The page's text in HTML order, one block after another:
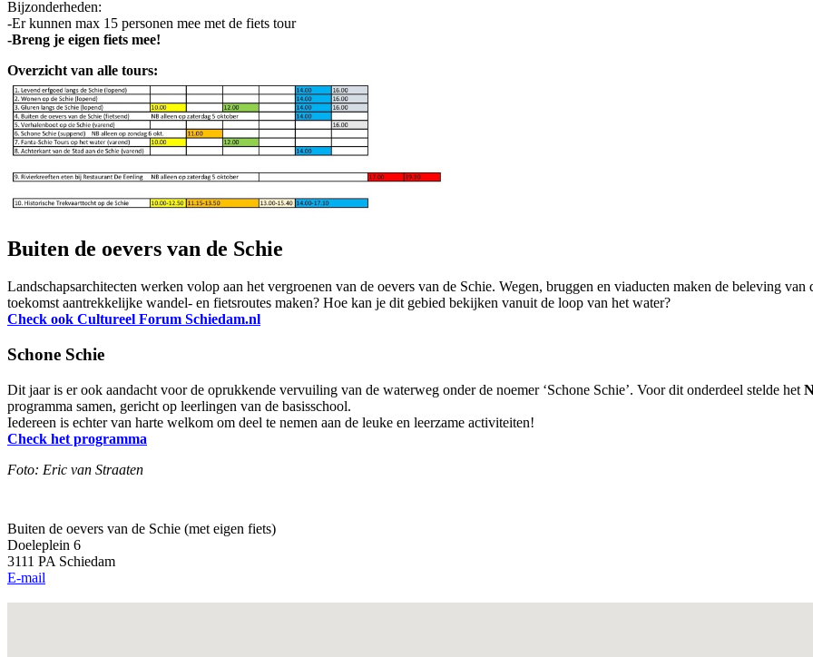
Bijzonderheden:
-Er kunnen max 15 personen mee met de fiets tour
-Breng je eigen fiets mee!
Overzicht van alle tours:
Buiten de oevers van de Schie
Landschapsarchitecten werken volop aan het vergroenen van de oevers van de Schie. Wegen, bruggen en viaducten maken de beleving
toekomst aantrekkelijke wandel- en fietsroutes maken? Hoe kan je dit gebied bekijken vanuit de loop van het water?
Check ook Cultureel Forum Schiedam.nl
Schone Schie
Dit jaar is er ook aandacht voor de oprukkende vervuiling van de waterweg onder de noemer ‘Schone Schie’. Voor dit onderdeel stelde het
programma samen, gericht op leerlingen van de basisschool.
Iedereen is echter van harte welkom om deel te nemen aan de leuke en leerzame activiteiten!
Check het programma
Foto: Eric van Straaten
Buiten de oevers van de Schie (met eigen fiets)
Doeleplein 6
3111 PA Schiedam
E-mail